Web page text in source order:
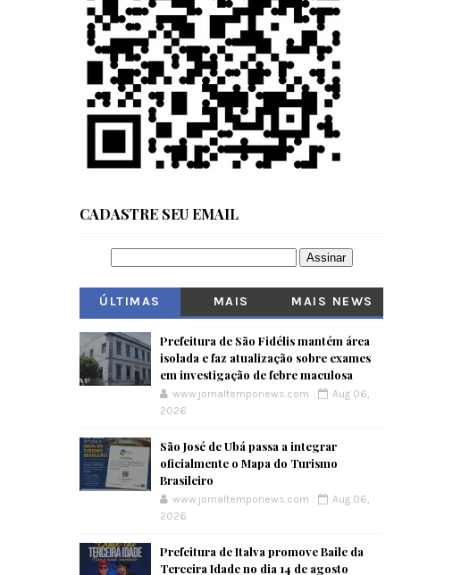
CADASTRE SEU EMAIL
ÚLTIMAS
MAIS
MAIS NEWS
Prefeitura de São Fidélis mantém área
isolada e faz atualização sobre exames
em investigação de febre maculosa
www.jornaltemponews.com
Aug 06,
2026
São José de Ubá passa a integrar
oficialmente o Mapa do Turismo
Brasileiro
www.jornaltemponews.com
Aug 06,
2026
Prefeitura de Italva promove Baile da
Terceira Idade no dia 14 de agosto